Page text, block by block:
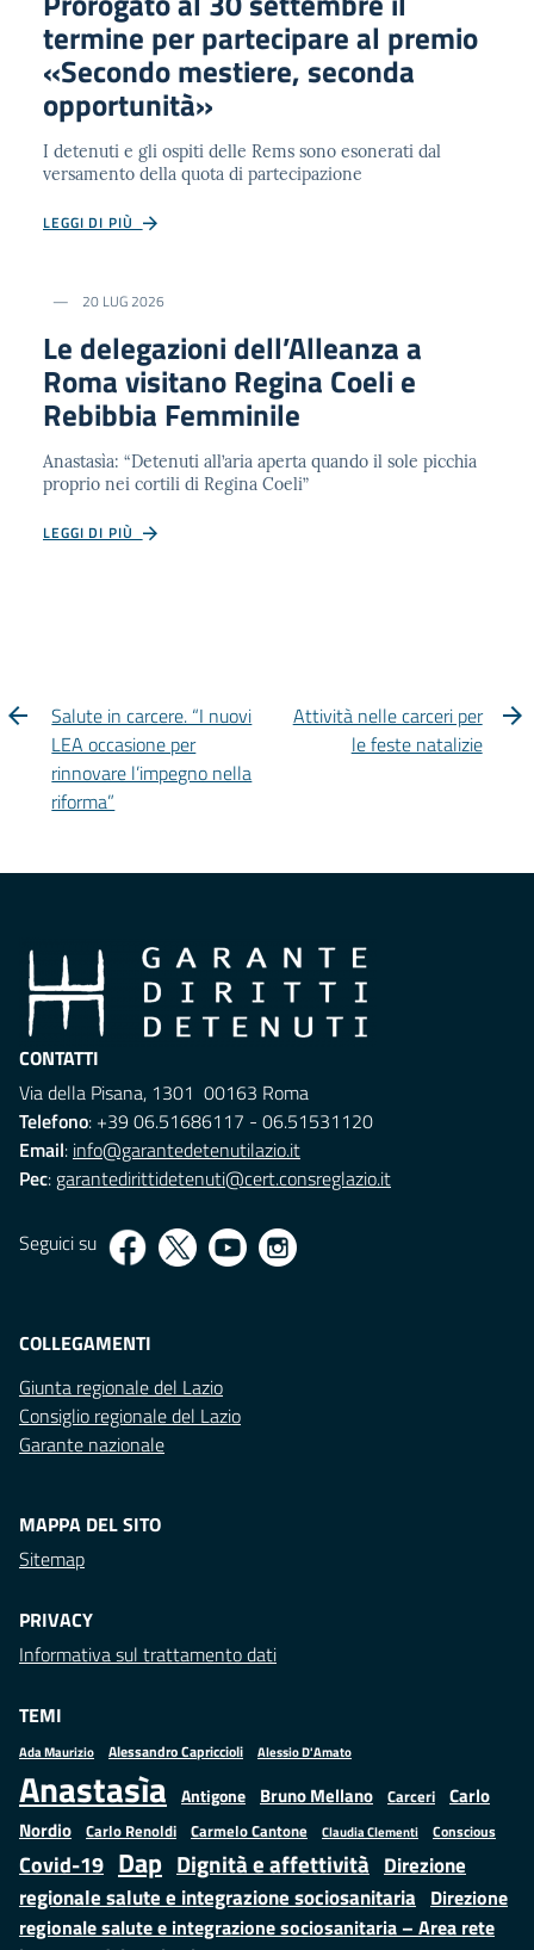
termine per partecipare al premio
«Secondo mestiere, seconda
opportunità»
I detenuti e gli ospiti delle Rems sono esonerati dal
versamento della quota di partecipazione
LEGGI DI PIÙ
20 LUG 2026
Le delegazioni dell’Alleanza a
Roma visitano Regina Coeli e
Rebibbia Femminile
Anastasìa: “Detenuti all’aria aperta quando il sole picchia
proprio nei cortili di Regina Coeli”
LEGGI DI PIÙ
Salute in carcere. “I nuovi
LEA occasione per
rinnovare l’impegno nella
riforma”
Attività nelle carceri per
le feste natalizie
CONTATTI
Via della Pisana, 1301 00163 Roma
Telefono: +39 06.51686117 - 06.51531120
Email: info@garantedetenutilazio.it
Pec: garantedirittidetenuti@cert.consreglazio.it
Seguici su
COLLEGAMENTI
Giunta regionale del Lazio
Consiglio regionale del Lazio
Garante nazionale
MAPPA DEL SITO
Sitemap
PRIVACY
Informativa sul trattamento dati
TEMI
Ada Maurizio Alessandro Capriccioli Alessio D'Amato
Anastasìa Antigone Bruno Mellano Carceri
Carlo
Nordio Carlo Renoldi Carmelo Cantone Claudia Clementi Conscious
Covid-19 Dap Dignità e affettività Direzione
regionale salute e integrazione sociosanitaria Direzione
regionale salute e integrazione sociosanitaria – Area rete